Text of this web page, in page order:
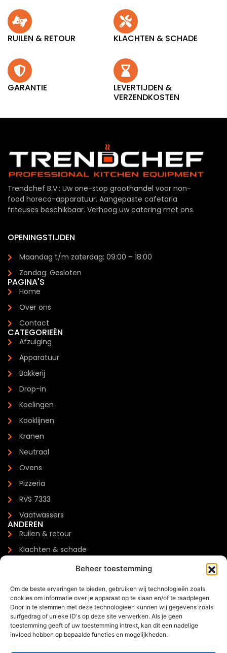
Beheer toestemming
Om de beste ervaringen te bieden, gebruiken wij technologieën zoals
cookies om informatie over je apparaat op te slaan en/of te raadplegen.
Door in te stemmen met deze technologieën kunnen wij gegevens zoals
surfgedrag of unieke ID's op deze site verwerken. Als je geen
toestemming geeft of uw toestemming intrekt, kan dit een nadelige
invloed hebben op bepaalde functies en mogelijkheden.
RUILEN & RETOUR KLACHTEN & SCHADE
GARANTIE
LEVERTIJDEN &
VERZENDKOSTEN
Trendchef B.V.: Uw one-stop groothandel voor non-
food horeca-apparatuur. Aangepaste cafetaria
friteuses beschikbaar. Verhoog uw catering met ons.
OPENINGSTIJDEN
Maandag t/m zaterdag: 09:00 – 18:00
Zondag: Gesloten
PAGINA'S
Home
Over ons
Contact
CATEGORIEËN
Afzuiging
Apparatuur
Bakkerij
Drop-in
Koelingen
Kooklijnen
Kranen
Neutraal
Ovens
Pizzeria
RVS 7333
Vaatwassers
ANDEREN
Ruilen & retour
Klachten & schade
Meest gestelde vragen
CONTACTGEGEVENS
Zilverenberg 34, 5234 GM 's-Hertogenbosch
+31 085 - 06 00 126